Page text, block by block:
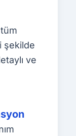
tüm
şekilde
ve